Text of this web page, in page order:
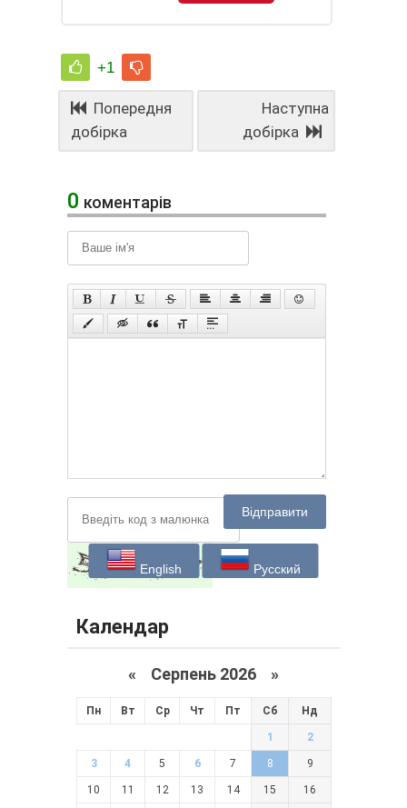
+1
Попередня
добірка
Наступна
добірка
0 коментарів
Відправити
English Русский
Календар
« Серпень 2026 »
Пн Вт Ср Чт Пт Сб Нд
1 2
3 4 5 6 7 8 9
10 11 12 13 14 15 16